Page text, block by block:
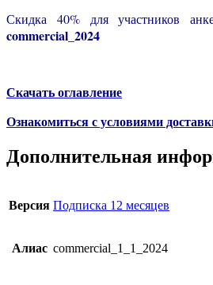
Скидка 40% для участников
commercial_2024
Скачать оглавление
Ознакомиться с условиями
Дополнительная
Версия Подписка 12 месяцев
Алиас commercial_1_1_2024